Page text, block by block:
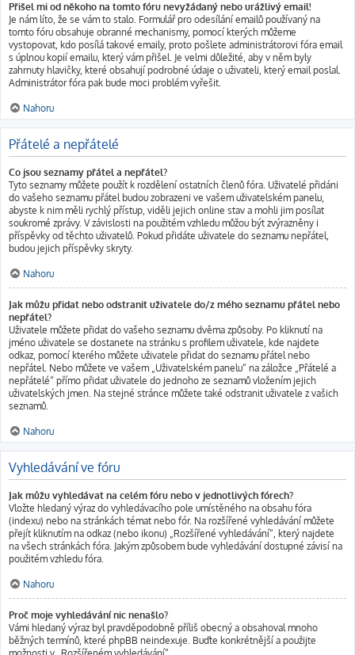
Přišel mi od někoho na tomto fóru nevyžádaný nebo urážlivý email!
Je nám líto, že se vám to stalo. Formulář pro odesílání emailů používaný na
tomto fóru obsahuje obranné mechanismy, pomocí kterých můžeme
vystopovat, kdo posílá takové emaily, proto pošlete administrátorovi fóra email
s úplnou kopií emailu, který vám přišel. Je velmi důležité, aby v něm byly
zahrnuty hlavičky, které obsahují podrobné údaje o uživateli, který email poslal.
Administrátor fóra pak bude moci problém vyřešit.
Nahoru
Přátelé a nepřátelé
Co jsou seznamy přátel a nepřátel?
Tyto seznamy můžete použít k rozdělení ostatních členů fóra. Uživatelé přidáni
do vašeho seznamu přátel budou zobrazeni ve vašem uživatelském panelu,
abyste k nim měli rychlý přístup, viděli jejich online stav a mohli jim posílat
soukromé zprávy. V závislosti na použitém vzhledu můžou být zvýrazněny i
příspěvky od těchto uživatelů. Pokud přidáte uživatele do seznamu nepřátel,
budou jejich příspěvky skryty.
Nahoru
Jak můžu přidat nebo odstranit uživatele do/z mého seznamu přátel nebo
nepřátel?
Uživatele můžete přidat do vašeho seznamu dvěma způsoby. Po kliknutí na
jméno uživatele se dostanete na stránku s profilem uživatele, kde najdete
odkaz, pomocí kterého můžete uživatele přidat do seznamu přátel nebo
nepřátel. Nebo můžete ve vašem „Uživatelském panelu“ na záložce „Přátelé a
nepřátelé“ přímo přidat uživatele do jednoho ze seznamů vložením jejich
uživatelských jmen. Na stejné stránce můžete také odstranit uživatele z vašich
seznamů.
Nahoru
Vyhledávání ve fóru
Jak můžu vyhledávat na celém fóru nebo v jednotlivých fórech?
Vložte hledaný výraz do vyhledávacího pole umístěného na obsahu fóra
(indexu) nebo na stránkách témat nebo fór. Na rozšířené vyhledávání můžete
přejít kliknutím na odkaz (nebo ikonu) „Rozšířené vyhledávání“, který najdete
na všech stránkách fóra. Jakým způsobem bude vyhledávání dostupné závisí na
použitém vzhledu fóra.
Nahoru
Proč moje vyhledávání nic nenašlo?
Vámi hledaný výraz byl pravděpodobně příliš obecný a obsahoval mnoho
běžných termínů, které phpBB neindexuje. Buďte konkrétnější a použijte